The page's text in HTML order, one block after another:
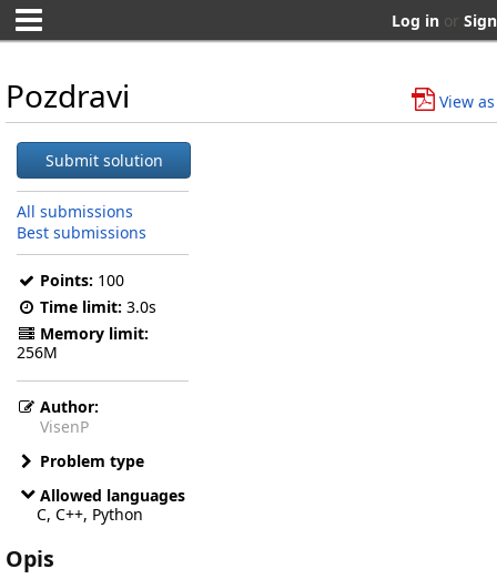
Log in or
Pozdravi View as
Submit solution
All submissions
Best submissions
Points: 100
Time limit: 3.0s
Memory limit:
256M
Author:
VisenP
Problem type
Allowed languages
C, C++, Python
Opis